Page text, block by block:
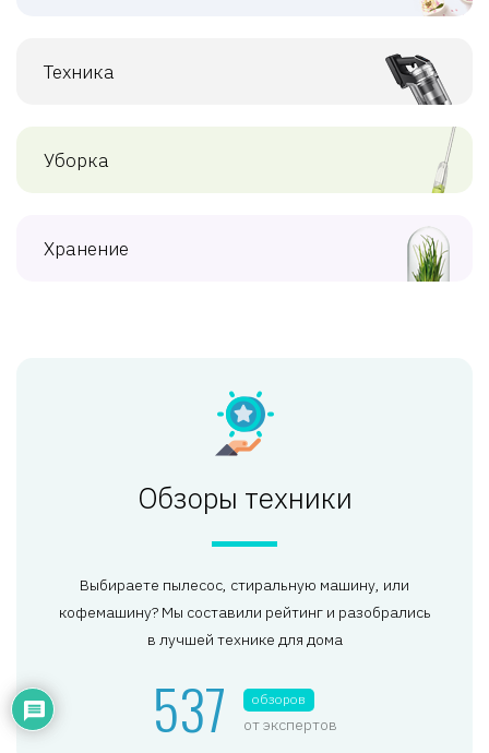
Техника
Уборка
Хранение
Обзоры техники
Выбираете пылесос, стиральную машину, или
кофемашину? Мы составили рейтинг и разобрались
в лучшей технике для дома
537 обзоров
от экспертов